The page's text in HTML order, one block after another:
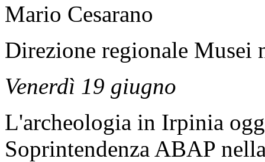
Mario Cesarano
Direzione regionale Musei
Venerdì 19 giugno
L'archeologia in Irpinia
Soprintendenza ABAP